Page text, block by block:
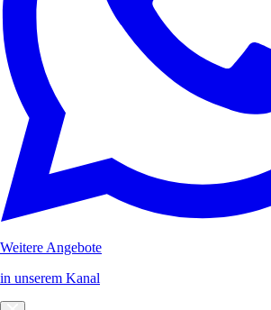
Weitere Angebote
in unserem Kanal